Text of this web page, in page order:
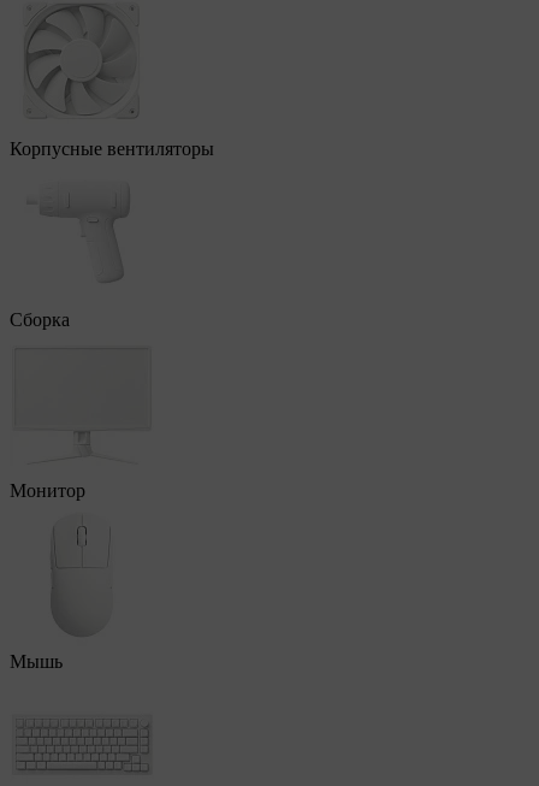
Корпусные вентиляторы
Сборка
Монитор
Мышь